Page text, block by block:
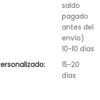
saldo
pagado
antes del
envío)
10~10 días
15~20
días